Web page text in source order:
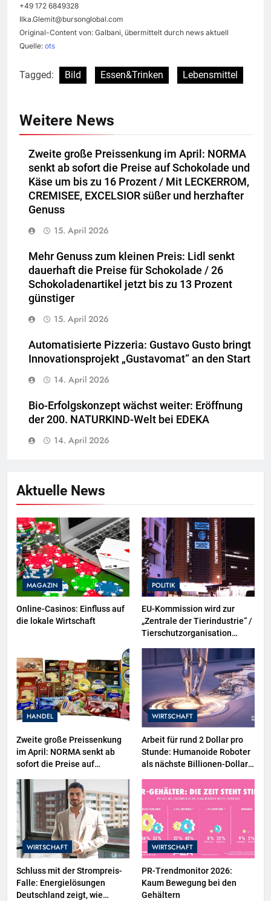
+49 172 6849328
Ilka.Glemit@bursonglobal.com
Original-Content von: Galbani, übermittelt durch news aktuell
Quelle: ots
Tagged: Bild Essen&Trinken Lebensmittel
Weitere News
Zweite große Preissenkung im April: NORMA
senkt ab sofort die Preise auf Schokolade und
Käse um bis zu 16 Prozent / Mit LECKERROM,
CREMISEE, EXCELSIOR süßer und herzhafter
Genuss
15. April 2026
Mehr Genuss zum kleinen Preis: Lidl senkt
dauerhaft die Preise für Schokolade / 26
Schokoladenartikel jetzt bis zu 13 Prozent
günstiger
15. April 2026
Automatisierte Pizzeria: Gustavo Gusto bringt
Innovationsprojekt „Gustavomat“ an den Start
14. April 2026
Bio-Erfolgskonzept wächst weiter: Eröffnung
der 200. NATURKIND-Welt bei EDEKA
14. April 2026
Aktuelle News
MAGAZIN
Online-Casinos: Einfluss auf
die lokale Wirtschaft
POLITIK
EU-Kommission wird zur
„Zentrale der Tierindustrie“ /
Tierschutzorganisation
Projektion in Brüssel die
Nähe der EU-Kommission zur
Tierindustrie an
HANDEL
Zweite große Preissenkung
im April: NORMA senkt ab
sofort die Preise auf
zu 16 Prozent / Mit
LECKERROM, CREMISEE,
EXCELSIOR süßer und
herzhafter Genuss
WIRTSCHAFT
Arbeit für rund 2 Dollar pro
Stunde: Humanoide Roboter
als nächste Billionen-Dollar-
WIRTSCHAFT
Schluss mit der Strompreis-
Falle: Energielösungen
Deutschland zeigt, wie
WIRTSCHAFT
PR-Trendmonitor 2026:
Kaum Bewegung bei den
Gehältern